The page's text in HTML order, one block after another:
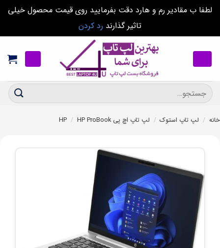
لطفا ب مقادیر رم و هارد دقت بفرمایید روی قیمت محصول خیلی
تاثیر گذارند رد کردن
content
جستجو
برای:
خانه / لپ تاپ استوک / لپ تاپ اچ پی HP / HP ProBook